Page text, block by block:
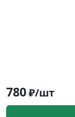
780₽/шт